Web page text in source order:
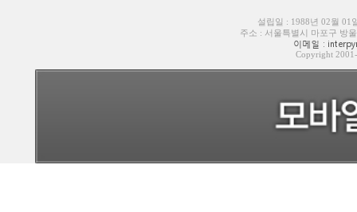
설립일 : 1988년 02월
주소 : 서울특별시 마포구 방
이메일 :
Copyright